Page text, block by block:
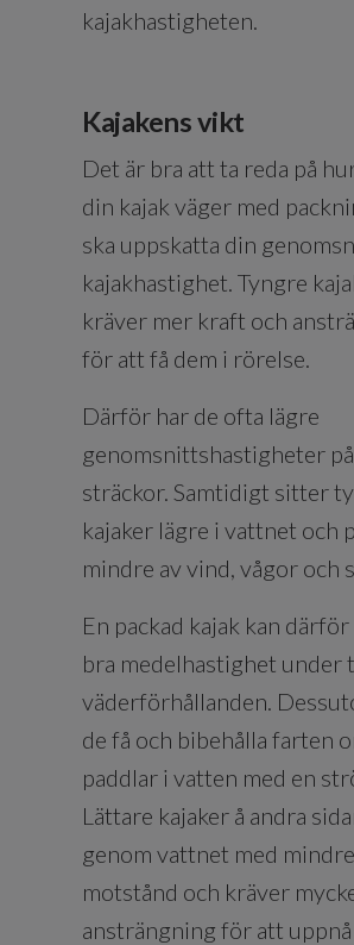
kajakhastigheten.
Kajakens vikt
Det är bra att ta reda på
din kajak väger med
ska uppskatta din
kajakhastighet. Tyngre
kräver mer kraft och
för att få dem i rörelse.
Därför har de ofta lägre
genomsnittshastigheter
sträckor. Samtidigt sitter
kajaker lägre i vattnet och
mindre av vind, vågor och
En packad kajak kan
bra medelhastighet under
väderförhållanden.
de få och bibehålla farten
paddlar i vatten med en
Lättare kajaker å andra
genom vattnet med mindre
motstånd och kräver
ansträngning för att